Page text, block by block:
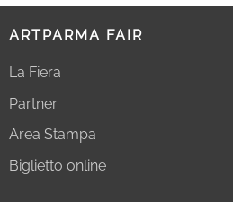
ARTPARMA FAIR
La Fiera
Partner
Area Stampa
Biglietto online